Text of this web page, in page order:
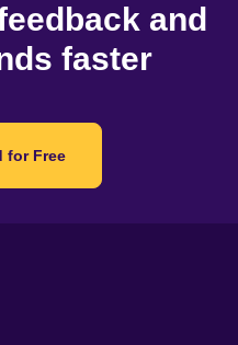
and
faster
for Free